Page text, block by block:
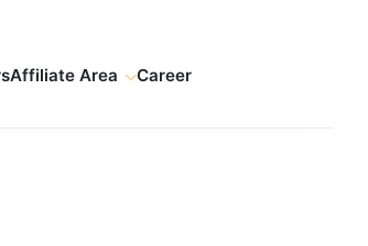
Affiliate Area Career